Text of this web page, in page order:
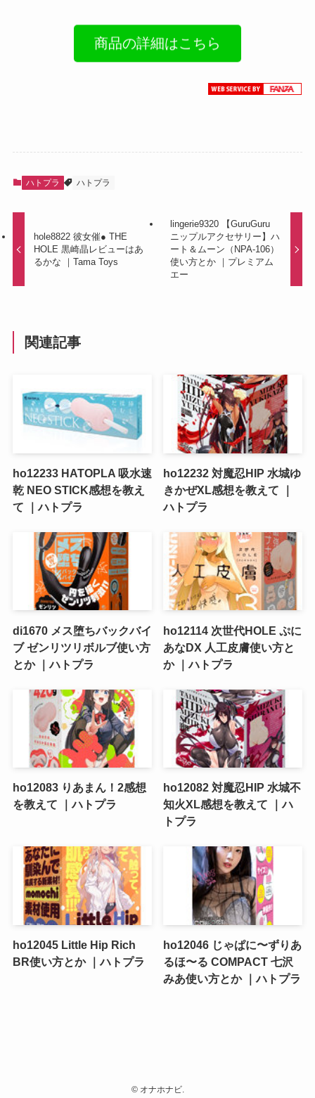
商品の詳細はこちら
ハトプラ ハトプラ
hole8822 彼女催● THE
HOLE 黒崎晶レビューはあ
るかな ｜Tama Toys
lingerie9320 【GuruGuru
ニップルアクセサリー】ハ
ート＆ムーン（NPA-106）
使い方とか ｜プレミアム
エー
関連記事
ho12233 HATOPLA 吸水速
乾 NEO STICK感想を教え
て ｜ハトプラ
ho12232 対魔忍HIP 水城ゆ
きかぜXL感想を教えて ｜
ハトプラ
di1670 メス堕ちバックバイ
ブ ゼンリツリボルブ使い方
とか ｜ハトプラ
ho12114 次世代HOLE ぷに
あなDX 人工皮膚使い方と
か ｜ハトプラ
ho12083 りあまん！2感想
を教えて ｜ハトプラ
ho12082 対魔忍HIP 水城不
知火XL感想を教えて ｜ハ
トプラ
ho12045 Little Hip Rich
BR使い方とか ｜ハトプラ
ho12046 じゃぱに〜ずりあ
るほ〜る COMPACT 七沢
みあ使い方とか ｜ハトプラ
©オナホナビ.